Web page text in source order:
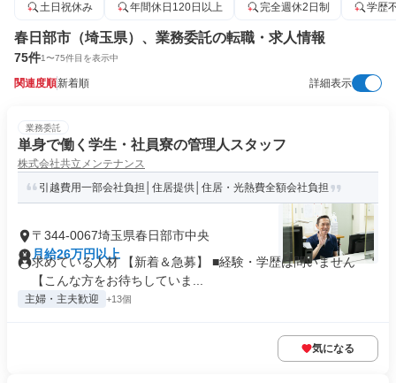
土日祝休み
年間休日120日以上 完全週休2日制 学歴
春日部市（埼玉県）、業務委託の転職・求人情報
75件1〜75件目を表示中
関連度順新着順 詳細表示
業務委託
単身で働く学生・社員寮の管理人スタッフ
株式会社共立メンテナンス
引越費用一部会社負担│住居提供│住居・光熱費全額会社負担
〒344-0067埼玉県春日部市中央
月給26万円以上
求めている人材 【新着＆急募】 ■経験・学歴は問いません
【こんな方をお待ちしていま...
主婦・主夫歓迎 +13個
気になる